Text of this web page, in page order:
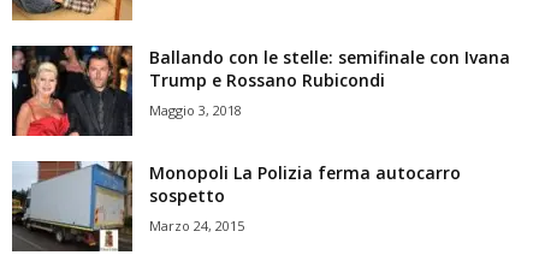
Ballando con le stelle: semifinale con Ivana
Trump e Rossano Rubicondi
Maggio 3, 2018
Monopoli La Polizia ferma autocarro
sospetto
Marzo 24, 2015